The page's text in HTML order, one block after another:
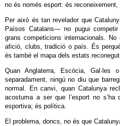
no és només esport: és reconeixement,
Per això és tan revelador que
Països Catalans— no pugui
grans competicions internacionals.
afició, clubs, tradició o país. És
és també el mapa dels estats
Quan Anglaterra, Escòcia, Gal·les
separadament, ningú no diu que
normal. En canvi, quan Catalunya
acostuma a ser que l’esport no
esportiva; és política.
El problema, doncs, no és que